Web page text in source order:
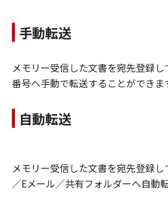
手動転送
メモリー受信した文書を宛先登録
番号へ手動で転送することができま
自動転送
メモリー受信した文書を宛先登録
／Eメール／共有フォルダーへ自動